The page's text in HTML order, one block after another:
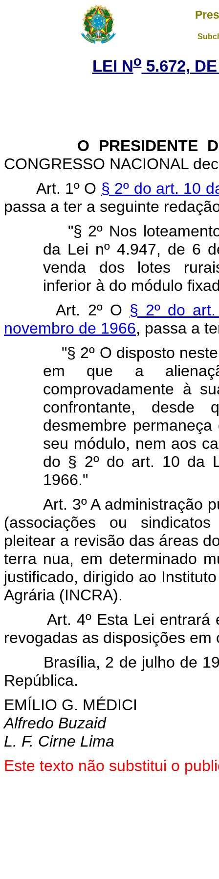
LEI No5.672,
O PRESIDENTE
CONGRESSO NACIONAL
Art. 1º O § 2º do art. 10
passa a ter a seguinte
"§ 2º Nos
da Lei nº 4.947, de 6
venda dos lotes
inferior à do módulo
Art. 2º O § 2º do
novembro de 1966, passa a
"§ 2º O disposto
em que a
comprovadamente à
confrontante,
desmembre
seu módulo, nem aos
do § 2º do art. 10 da
1966."
Art. 3º A administração
(associações ou
pleitear a revisão das áreas
terra nua, em determinado
justificado, dirigido ao
Agrária (INCRA).
Art. 4º Esta Lei
revogadas as disposições em
Brasília, 2 de julho de
República.
EMÍLIO G. MÉDICI
Alfredo Buzaid
L. F. Cirne Lima
Este texto não substitui o